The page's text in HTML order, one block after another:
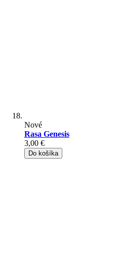
Nové
Rasa Genesis
3,00 €
Do košíka